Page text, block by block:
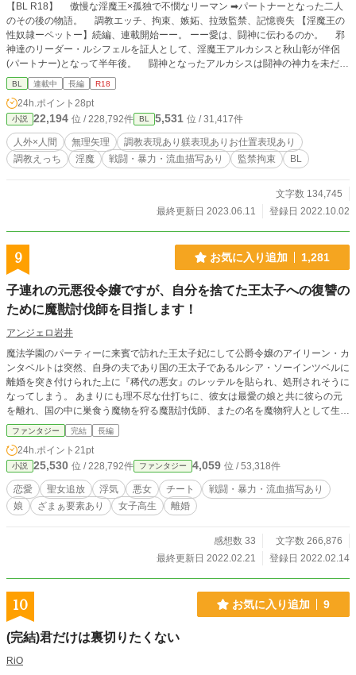
【BL R18】 傲慢な淫魔王×孤独で不憫なリーマン ➡︎パートナーとなった二人
のその後の物語。 調教エッチ、拘束、嫉妬、拉致監禁、記憶喪失 【淫魔王の
性奴隷ーペットー】続編、連載開始ーー。 ーー愛は、闘神に伝わるのか。 邪
神達のリーダー・ルシフェルを証人として、淫魔王アルカシスと秋山彰が伴侶
(パートナー)となって半年後。 闘神となったアルカシスは闘神の神力を未だに
コントロール出来ずにいた。彰自身もルシフェルに課された『アルカシスに愛を
教えろ』という課題に悩み続けていた。ある日アルカシスは『大神との再戦を開
始する』という通達をルシフェルから言い渡される。しかし彼は承諾出来ず、自
ら最下層コキュートスへ赴きルシフェルに真意を確かめる。するとルシフェルは
その理由を語り出し・・・。 アルカシスは彼の命により人間界へ降下するこ
とになるが・・・。 一方、彰はベテラン医師・高野 凪子のサポートにより
無事医学部への入学を果たす。そこで始めて、彰は人間界を離れて１０年という
寄った繁華街・川島町の一角で数人でクスリを吸引しているチャイニーズマフィ
アの男達と鉢合わせてしまう。そこで彰の危機を救ったのは、高校時代同級生で
わ あきら)だった。 「お前・・・田川、田川陽か！？」 「彰・・・どうしたん
だよその長い髪っ」 また、大学教授の長期療養に伴い急遽教壇に上がったの
は医師となった実兄・秋山 諒(あきやま りょう)だった。 「彰・・・今までど
こにいたんだ？心配してずっとお前を探していたんだ・・・」 「どうして兄貴
が俺を・・・っ」 かつての友人や兄との再会で、彰はアラサーとなり組織に
貢献する友人や実家のクリニックが負った多額の借金を返済する兄を見て、彰は
界で医師となって兄貴を助ける。 彰にそんな思いが生まれ始めた頃、アルカ
シスは彼への怒りを露わにする。 「彰、以前言ったね。私から離れることがあ
れば君を傷つけても縛り付けると」 「待ってくださいアルカシス様っ」 １
０年越しの人間界で再会した友人と兄。 アルカシスの怒りの理由。 ーー『ア
ルカシスに愛を教えろ』。 アルカシスの怒りの理由と彰の選択が、陽や諒の
運命をも変えていく。 人間界、淫魔界、コキュートス、天界。４つの世界を
BL 連載中 長編 R18
24h.ポイント 28pt
小説 22,194 位 / 228,792件 BL 5,531 位 / 31,417件
人外×人間 無理矢理
調教表現あり躾表現ありお仕置表現あり
調教えっち
淫魔 戦闘・暴力・流血描写あり 監禁拘束 BL
文字数 134,745
最終更新日 2023.06.11
登録日 2022.10.02
9 お気に入り追加 1,281
子連れの元悪役令嬢ですが、自分を捨てた王太子への復讐の
ために魔獣討伐師を目指します！
アンジェロ岩井
魔法学園のパーティーに来賓で訪れた王太子妃にして公爵令嬢のアイリーン・カ
ンタベルトは突然、自身の夫であり国の王太子であるルシア・ソーインツベルに
離婚を突き付けられた上に『稀代の悪女』のレッテルを貼られ、処刑されそうに
なってしまう。 あまりにも理不尽な仕打ちに、彼女は最愛の娘と共に彼らの元
を離れ、国の中に巣食う魔物を狩る魔獣討伐師、またの名を魔物狩人として生き
ながらえる事を決意した。 これは、そんなアイリーンが娘のシャルロッテと共
に魔物狩人としての仕事をこなしながら、各地を回り『聖女』の地位と自らの信
ファンタジー 完結 長編
24h.ポイント 21pt
小説 25,530 位 / 228,792件 ファンタジー 4,059 位 / 53,318件
恋愛 聖女追放 浮気 悪女 チート
戦闘・暴力・流血描写あり
娘
ざまぁ要素あり 女子高生 離婚
感想数 33
文字数 266,876
最終更新日 2022.02.21
登録日 2022.02.14
10 お気に入り追加 9
(完結)君だけは裏切りたくない
RiO